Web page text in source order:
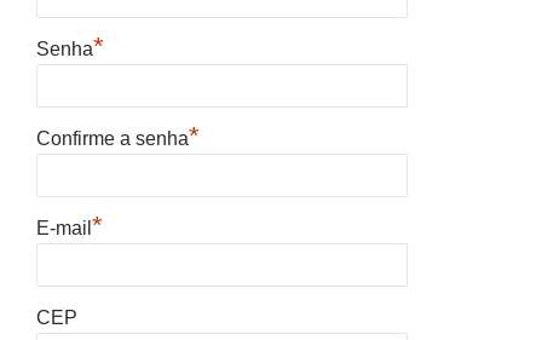
Senha*
Confirme a senha*
E-mail*
CEP